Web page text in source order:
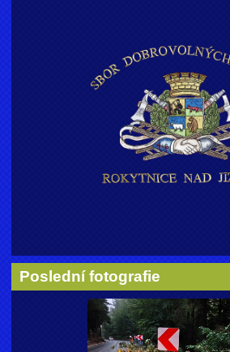
Poslední fotografie